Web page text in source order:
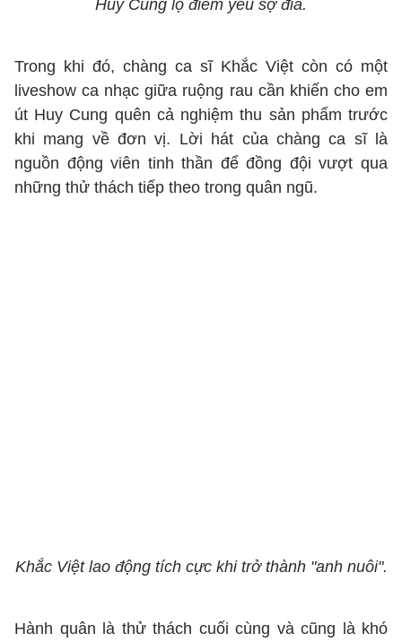
Huy Cung lộ điểm yếu sợ đỉa.
Trong khi đó, chàng ca sĩ Khắc Việt còn có một
liveshow ca nhạc giữa ruộng rau cần khiến cho em
út Huy Cung quên cả nghiệm thu sản phẩm trước
khi mang về đơn vị. Lời hát của chàng ca sĩ là
nguồn động viên tinh thần để đồng đội vượt qua
những thử thách tiếp theo trong quân ngũ.
Khắc Việt lao động tích cực khi trở thành "anh nuôi".
Hành quân là thử thách cuối cùng và cũng là khó